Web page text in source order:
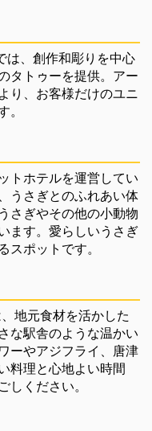
、創作和彫りを中心
タトゥーを提供。アー
り、お客様だけのユニ
。
トホテルを運営してい
うさぎとのふれあい体
さぎやその他の小動物
ます。愛らしいうさぎ
スポットです。
地元食材を活かした
な駅舎のような温かい
ーやアジフライ、唐津
料理と心地よい時間
しください。